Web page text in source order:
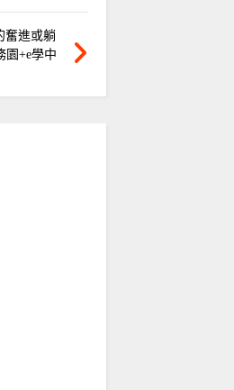
奮進或躺
園+e學中